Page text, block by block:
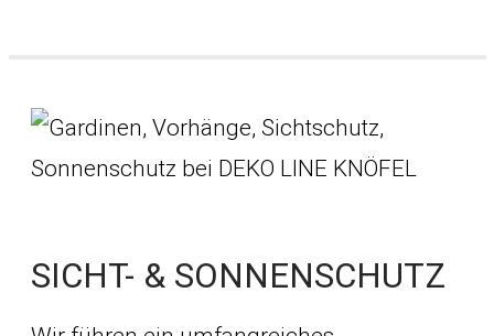
SICHT- & SONNENSCHUTZ